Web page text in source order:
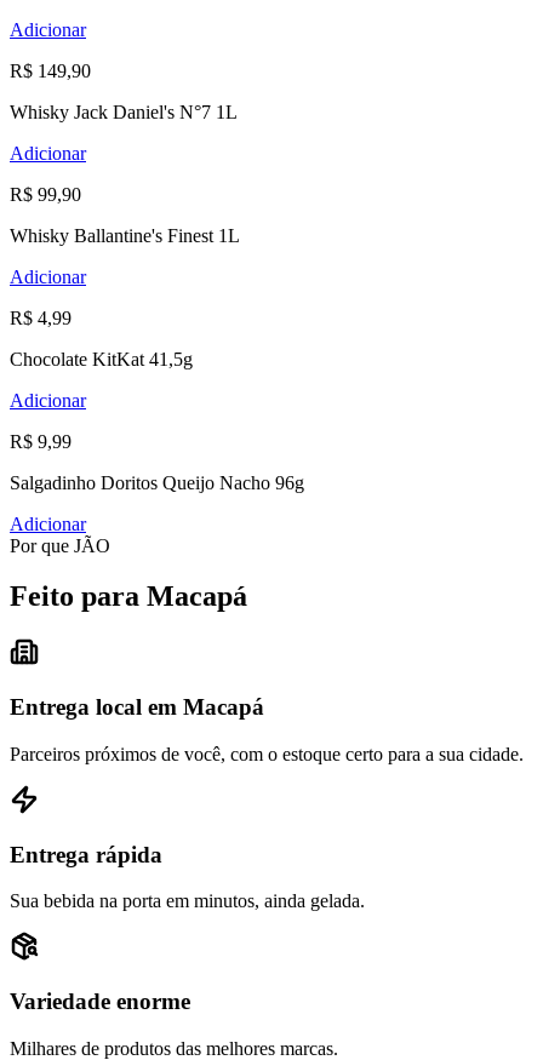
Adicionar
R$ 149,90
Whisky Jack Daniel's N°7 1L
Adicionar
R$ 99,90
Whisky Ballantine's Finest 1L
Adicionar
R$ 4,99
Chocolate KitKat 41,5g
Adicionar
R$ 9,99
Salgadinho Doritos Queijo Nacho 96g
Adicionar
Por que JÃO
Feito para Macapá
Entrega local em Macapá
Parceiros próximos de você, com o estoque certo para a sua cidade.
Entrega rápida
Sua bebida na porta em minutos, ainda gelada.
Variedade enorme
Milhares de produtos das melhores marcas.